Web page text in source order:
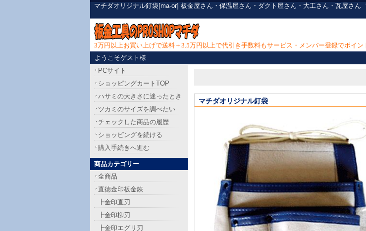
マチダオリジナル釘袋[ma-or] 板金屋さん・保温屋さん・ダクト屋さん・大工さん・瓦屋さん
3万円以上お買い上げで送料＋3.5万円以上で代引き手数料もサービス・メンバー登録でポイン
ようこそゲスト様
マチダオリジナル釘袋
PCサイト
ショッピングカートTOP
ハサミの大きさに迷ったとき
ツカミのサイズを調べたい
チェックした商品の履歴
ショッピングを続ける
購入手続きへ進む
商品カテゴリー
全商品
直徳金印板金鋏
┣金印直刃
┣金印柳刃
┣金印エグリ刃